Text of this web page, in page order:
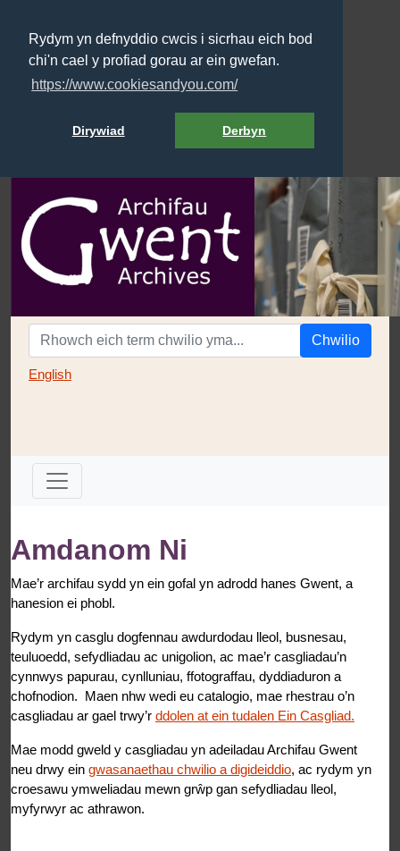
Rydym yn defnyddio cwcis i sicrhau eich bod
chi'n cael y profiad gorau ar ein gwefan.
https://www.cookiesandyou.com/
Dirywiad Derbyn
Chwilio
English
Amdanom Ni
Mae’r archifau sydd yn ein gofal yn adrodd hanes Gwent, a
hanesion ei phobl.
Rydym yn casglu dogfennau awdurdodau lleol, busnesau,
teuluoedd, sefydliadau ac unigolion, ac mae’r casgliadau’n
cynnwys papurau, cynlluniau, ffotograffau, dyddiaduron a
chofnodion. Maen nhw wedi eu catalogio, mae rhestrau o’n
casgliadau ar gael trwy’r ddolen at ein tudalen Ein Casgliad.
Mae modd gweld y casgliadau yn adeiladau Archifau Gwent
neu drwy ein gwasanaethau chwilio a digideiddio, ac rydym yn
croesawu ymweliadau mewn grŵp gan sefydliadau lleol,
myfyrwyr ac athrawon.